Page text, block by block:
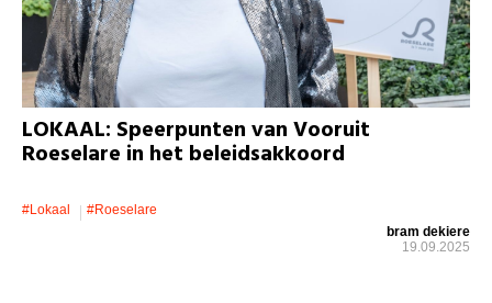
LOKAAL: Speerpunten van Vooruit
Roeselare in het beleidsakkoord
#lokaal
#roeselare
bram dekiere
19.09.2025